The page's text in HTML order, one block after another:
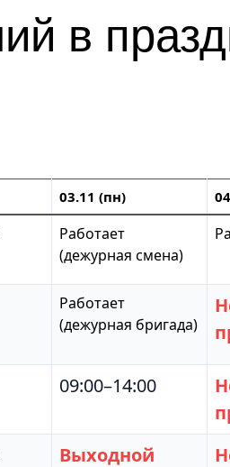
в
03.11 (пн)
Работает
(дежурная смена)
Работает
(дежурная бригада)
09:00–14:00
Выходной